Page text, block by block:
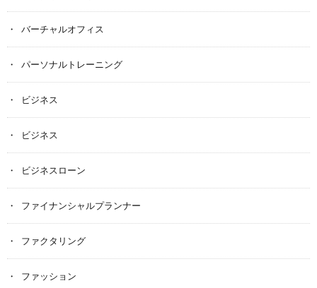
バーチャルオフィス
パーソナルトレーニング
ビジネス
ビジネス
ビジネスローン
ファイナンシャルプランナー
ファクタリング
ファッション